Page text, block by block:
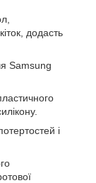
додасть
Samsung
і